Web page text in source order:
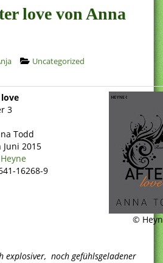
love von Anna
Uncategorized
3
Todd
2015
Heyne
16268-9
©
explosiver, noch gefühlsgeladener